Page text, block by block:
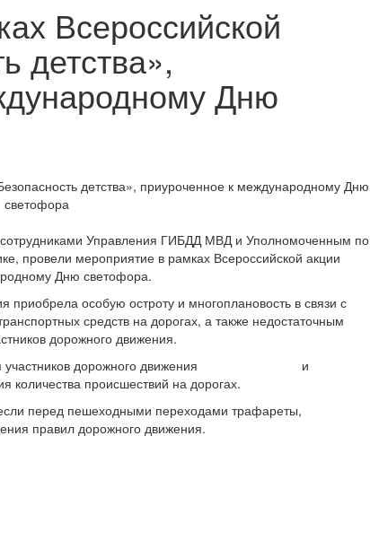
Всероссийской
детства»,
Дню
Управления ГИБДД МВД и Уполномоченным по
провели мероприятие в рамках Всероссийской акции
Дню светофора.
особую остроту и многоплановость в связи с
средств на дорогах, а также недостаточным
дорожного движения.
участников дорожного движения и
происшествий на дорогах.
перед пешеходными переходами трафареты,
правил дорожного движения.